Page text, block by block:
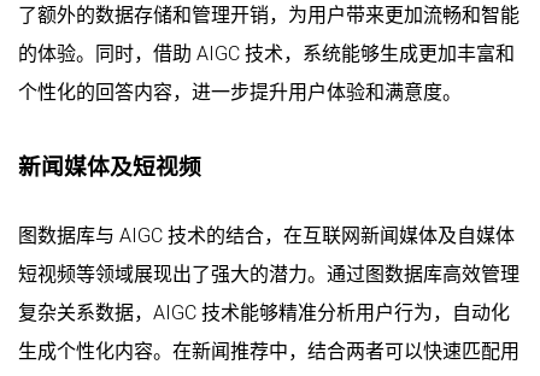
了额外的数据存储和管理开销，为用户带来更加流畅和智能
的体验。同时，借助 AIGC 技术，系统能够生成更加丰富和
个性化的回答内容，进一步提升用户体验和满意度。
新闻媒体及短视频
图数据库与 AIGC 技术的结合，在互联网新闻媒体及自媒体
短视频等领域展现出了强大的潜力。通过图数据库高效管理
复杂关系数据，AIGC 技术能够精准分析用户行为，自动化
生成个性化内容。在新闻推荐中，结合两者可以快速匹配用